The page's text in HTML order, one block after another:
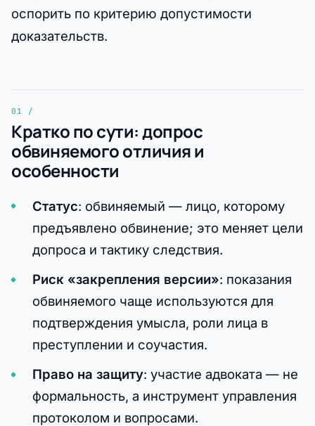
оспорить по критерию допустимости
доказательств.
Кратко по сути: допрос
обвиняемого отличия и
особенности
Статус: обвиняемый — лицо, которому
предъявлено обвинение; это меняет цели
допроса и тактику следствия.
Риск «закрепления версии»: показания
обвиняемого чаще используются для
подтверждения умысла, роли лица в
преступлении и соучастия.
Право на защиту: участие адвоката — не
формальность, а инструмент управления
протоколом и вопросами.